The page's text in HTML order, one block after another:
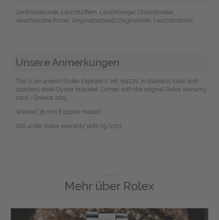
Zentralsekunde, Leuchtziffern, Leuchtzeiger, Chronometer,
verschraubte Krone, Originalzustand/Originalteile, Leuchtindizies
Unsere Anmerkungen
This is an unworn Rolex Explorer II, ref. 114270, in stainless steel with
stainless steel Oyster bracelet. Comes with the original Rolex warranty
card - Greece 2015.
Wanted 36 mm Explorer model!
Still under Rolex warranty until 05/2017.
Mehr über Rolex